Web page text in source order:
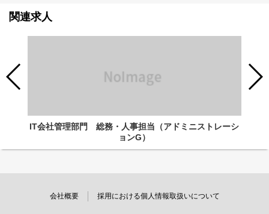
関連求人
IT会社管理部門 総務・人事担当（アドミニストレーシ
ョンG）
会社概要 採用における個人情報取扱いについて